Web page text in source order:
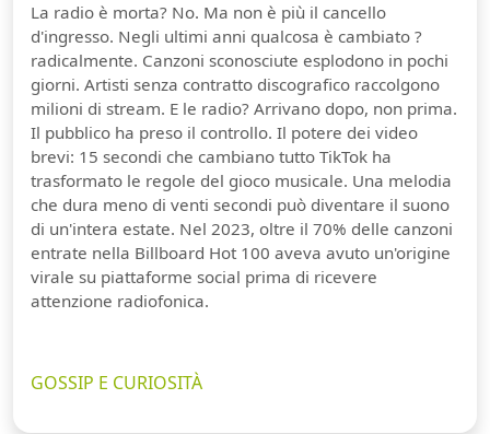
La radio è morta? No. Ma non è più il cancello
d'ingresso. Negli ultimi anni qualcosa è cambiato ?
radicalmente. Canzoni sconosciute esplodono in pochi
giorni. Artisti senza contratto discografico raccolgono
milioni di stream. E le radio? Arrivano dopo, non prima.
Il pubblico ha preso il controllo. Il potere dei video
brevi: 15 secondi che cambiano tutto TikTok ha
trasformato le regole del gioco musicale. Una melodia
che dura meno di venti secondi può diventare il suono
di un'intera estate. Nel 2023, oltre il 70% delle canzoni
entrate nella Billboard Hot 100 aveva avuto un'origine
virale su piattaforme social prima di ricevere
attenzione radiofonica.
GOSSIP E CURIOSITÀ